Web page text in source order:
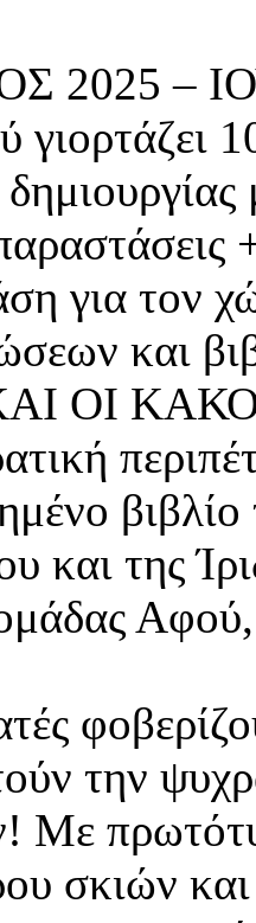
2025 –
για τον
και
ΟΙ
και της
Αφού,
την
Με
σκιών